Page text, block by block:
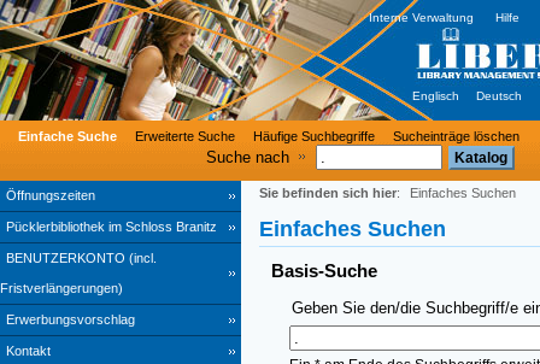
Öffnungszeiten
Pücklerbibliothek im Schloss Branitz
BENUTZERKONTO (incl.
Fristverlängerungen)
Erwerbungsvorschlag
Kontakt
Einfache Suche Erweiterte Suche Häufige Suchbegriffe Sucheinträge löschen
Interne Verwaltung Hilfe
Englisch Deutsch
Sie befinden sich hier: Einfaches Suchen
Einfaches Suchen
Basis-Suche
Geben Sie den/die Suchbegriff/e
Suche nach